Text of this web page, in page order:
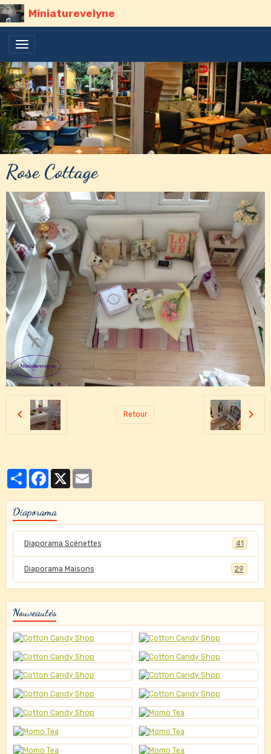
Miniaturevelyne
Rose Cottage
Retour
PartagerFacebook
X
Diaporama
Diaporama Scénettes 41
Diaporama Maisons 29
Nouveautés